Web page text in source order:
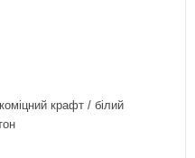
крафт / білий